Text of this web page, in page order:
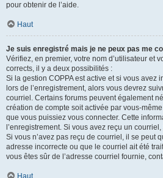
pour obtenir de l’aide.
Haut
Je suis enregistré mais je ne peux pas me
Vérifiez, en premier, votre nom d’utilisateur et
corrects, il y a deux possibilités :
Si la gestion COPPA est active et si vous avez
lors de l’enregistrement, alors vous devrez
courriel. Certains forums peuvent également
création de compte soit activée par vous-
que vous puissiez vous connecter. Cette
l’enregistrement. Si vous avez reçu un
Si vous n’avez pas reçu de courriel, il se peut
adresse incorrecte ou que le courriel ait été
vous êtes sûr de l’adresse courriel fournie,
Haut